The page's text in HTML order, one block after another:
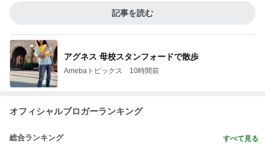
記事を読む
アグネス 母校スタンフォードで散歩
Amebaトピックス 10時間前
オフィシャルブロガーランキング
総合ランキング すべて見る